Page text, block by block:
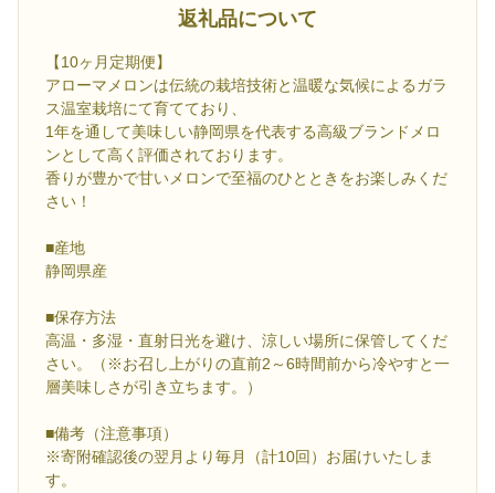
返礼品について
【10ヶ月定期便】
アローマメロンは伝統の栽培技術と温暖な気候によるガラ
ス温室栽培にて育てており、
1年を通して美味しい静岡県を代表する高級ブランドメロ
ンとして高く評価されております。
香りが豊かで甘いメロンで至福のひとときをお楽しみくだ
さい！
■産地
静岡県産
■保存方法
高温・多湿・直射日光を避け、涼しい場所に保管してくだ
さい。（※お召し上がりの直前2～6時間前から冷やすと一
層美味しさが引き立ちます。）
■備考（注意事項）
※寄附確認後の翌月より毎月（計10回）お届けいたしま
す。